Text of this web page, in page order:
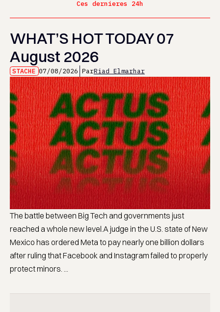
Ces dernieres 24h
WHAT’S HOT TODAY 07
August 2026
STACHE 07/08/2026 ParRiad Elmarhar
The battle between Big Tech and governments just
reached a whole new level.A judge in the U.S. state of New
Mexico has ordered Meta to pay nearly one billion dollars
after ruling that Facebook and Instagram failed to properly
protect minors. ...